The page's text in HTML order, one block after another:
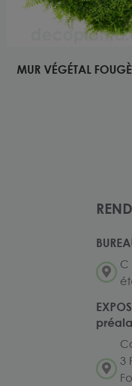
MUR VÉGÉTAL
C
3